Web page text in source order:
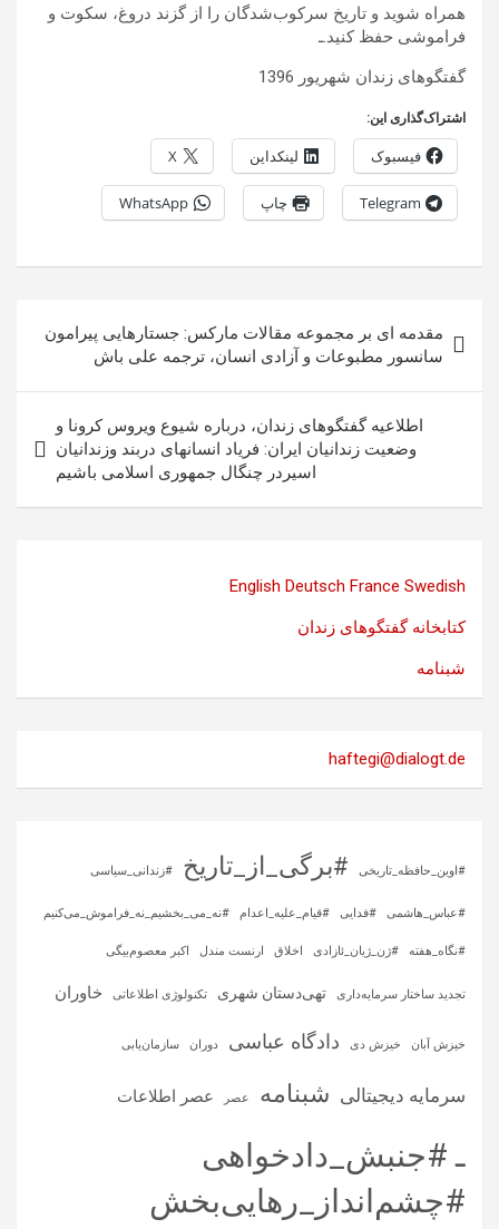
همراه شوید و تاریخ سرکوب‌شدگان را از گزند دروغ، سکوت و
فراموشی حفظ کنید.ـ
گفتگوهای زندان شهریور 1396
اشتراک‌گذاری این:
فیسبوک لینکداین X
Telegram چاپ WhatsApp
نوشته
مقدمه ای بر مجموعه مقالات مارکس: جستارهایی پیرامون
سانسور مطبوعات و آزادی انسان، ترجمه علی باش
اطلاعیه گفتگوهای زندان، درباره شیوع ویروس کرونا و
وضعیت زندانیان ایران: فریاد انسانهای دربند وزندانیان
اسیردر چنگال جمهوری اسلامی باشیم
English Deutsch France Swedish
کتابخانه گفتگوهای زندان
شبنامه
haftegi@dialogt.de
#اوین_حافظه_تاریخی #برگی_از_تاریخ #زندانی_سیاسی
#عباس_هاشمی #فدایی #قیام_علیه_اعدام #نه_می_بخشیم_نه_فراموش_می‌کنیم
#نگاه_هفته #ژن_ژیان_ئازادی اخلاق ارنست مندل اکبر معصوم‌بیگی
تجدید ساختار سرمایه‌داری تهی‌دستان شهری تکنولوژی اطلاعاتی خاوران
خیزش آبان خیزش دی دادگاه عباسی دوران سازمان‌یابی
سرمایه‌ دیجیتالی شبنامه عصر عصر اطلاعات
ـ #جنبش_دادخواهی
#چشم‌انداز_رهایی‌بخش